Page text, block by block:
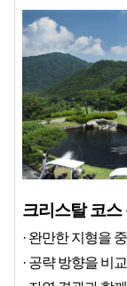
크리스탈 코스
· 완만한 지형을
· 공략 방향을 비